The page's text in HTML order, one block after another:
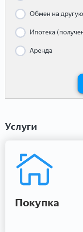
Обмен на
Ипотека
Аренда
Услуги
Покупка